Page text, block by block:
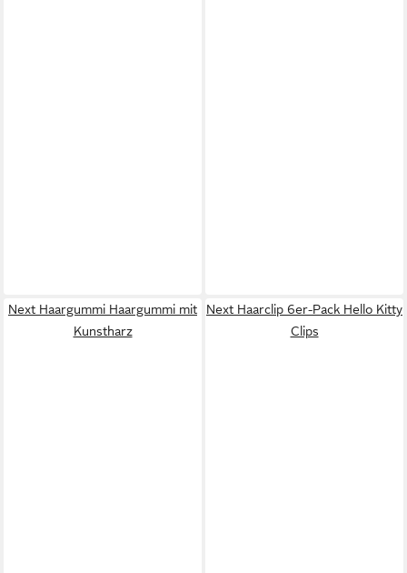
Next Haargummi Haargummi mit
Kunstharz
Next Haarclip 6er-Pack Hello Kitty
Clips